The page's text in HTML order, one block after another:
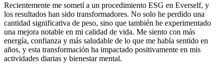
Recientemente me sometí a un procedimiento ESG en Everself, y
los resultados han sido transformadores. No solo he perdido una
cantidad significativa de peso, sino que también he experimentado
una mejora notable en mi calidad de vida. Me siento con más
energía, confianza y más saludable de lo que me había sentido en
años, y esta transformación ha impactado positivamente en mis
actividades diarias y bienestar mental.